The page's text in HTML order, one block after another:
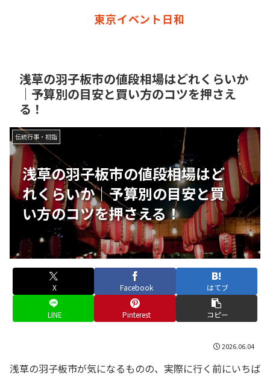
東京イベント日和
浅草の羽子板市の値段相場はどれくらいか
｜予算別の目安と買い方のコツを押さえ
る！
浅草の羽子板市の値段相場はど
れくらいか｜予算別の目安と買
い方のコツを押さえる！
伝統行事・初詣
X Facebook はてブ
LINE Pinterest コピー
2026.06.04
浅草の羽子板市が気になるものの、実際に行く前にいちば